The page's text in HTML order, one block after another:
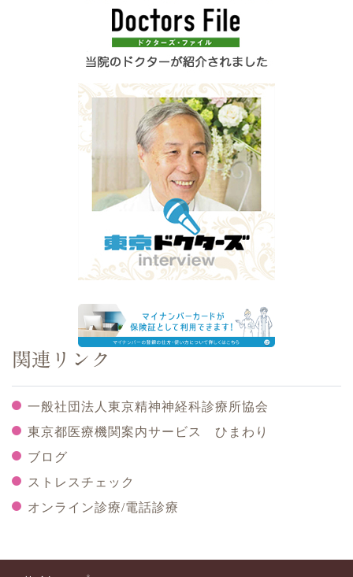
関連リンク
一般社団法人東京精神神経科診療所協会
東京都医療機関案内サービス ひまわり
ブログ
ストレスチェック
オンライン診療/電話診療